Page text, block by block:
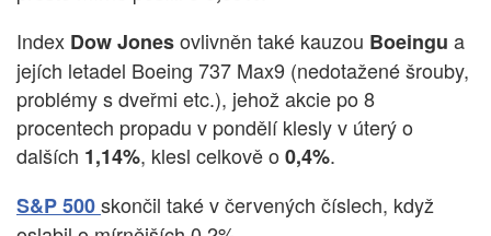
Index Dow Jonesovlivněn také kauzou Boeingu a
jejích letadel Boeing 737 Max9 (nedotažené šrouby,
problémy s dveřmi etc.), jehož akcie po 8
procentech propadu v pondělí klesly v úterý o
dalších 1,14%, klesl celkově o 0,4%.
S&P 500skončil také v červených číslech, když